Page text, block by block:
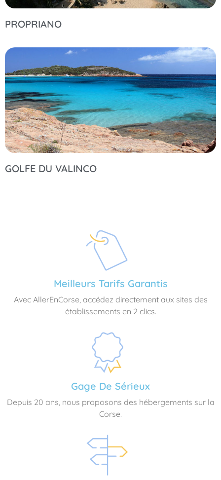
PROPRIANO
GOLFE DU VALINCO
Meilleurs Tarifs Garantis
Avec AllerEnCorse, accédez directement aux sites des
établissements en 2 clics.
Gage De Sérieux
Depuis 20 ans, nous proposons des hébergements sur la
Corse.